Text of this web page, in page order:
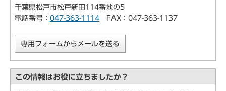
千葉県松戸市松戸新田114番地の5
電話番号： 047-363-1114 FAX：047-363-1137
専用フォームからメールを送る
この情報はお役に立ちましたか？